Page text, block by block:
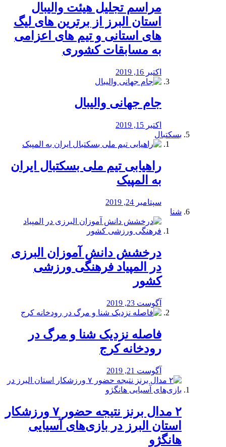
مراسم تجلیل هیئت والیبال
استان البرز از برترین های لیگ
های استانی و تیم های اعزامی
به مسابقات کشوری
اکتبر 16, 2019
جام جهانی والیبال
اکتبر 15, 2019
بسکتبال
راهیابی تیم ملی بسکتبال ایران
به المپیک
سپتامبر 24, 2019
شنا
درخشش دانش آموزان البرزی
در المپیاد فرهنگی ورزشی
کشور
آگوست 23, 2019
️فاصله نزدیک شنا و مرگ در
رودخانه کرج
آگوست 21, 2019
۲ مدال برنز نتیجه حضور ۷ ورزشکار
استان البرز در بازی‌های آسیایی
هانگژو